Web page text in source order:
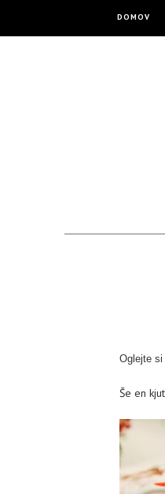
DOMOV
Oglejte si
Še en